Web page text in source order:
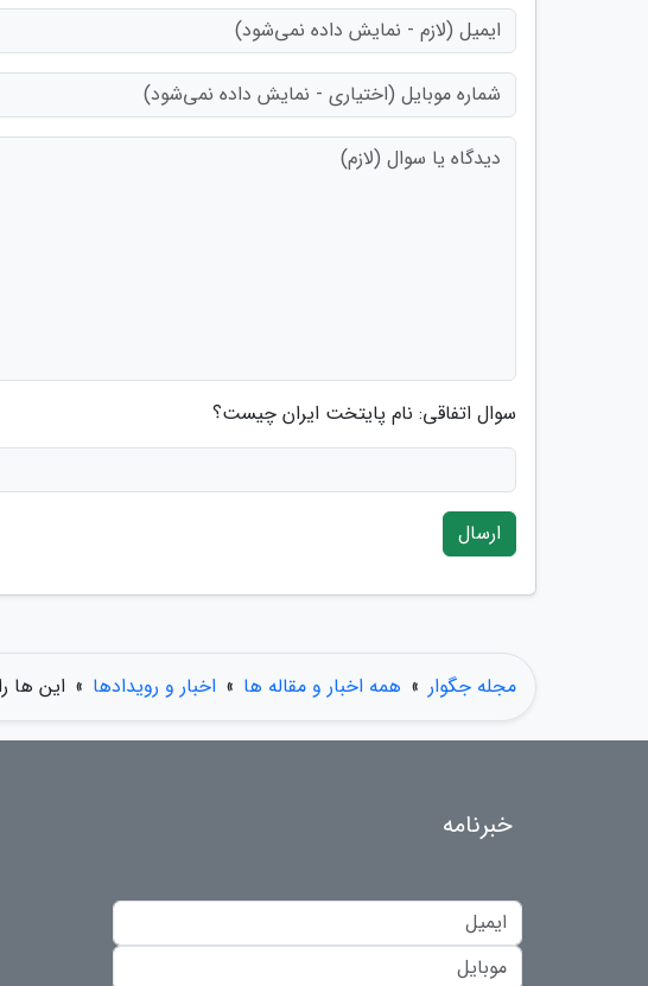
سوال اتفاقی: نام پایتخت ایران چیست؟
ارسال
مجله جگوار » همه اخبار و مقاله ها » اخبار و رویدادها » این ها
خبرنامه